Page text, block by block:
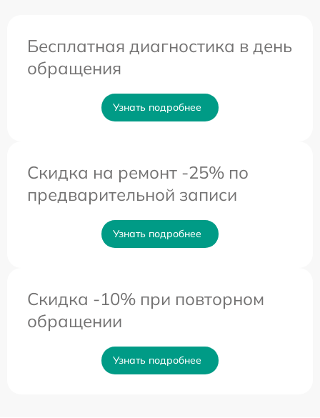
Бесплатная диагностика в день
обращения
Узнать подробнее
Скидка на ремонт -25% по
предварительной записи
Узнать подробнее
Скидка -10% при повторном
обращении
Узнать подробнее